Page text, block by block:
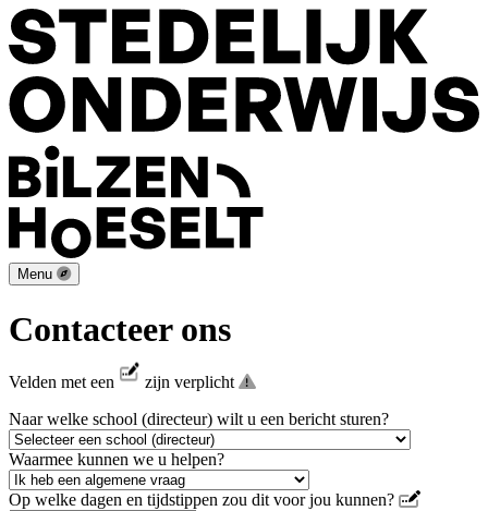
Menu
Contacteer ons
Velden met een
zijn verplicht
Naar welke school (directeur) wilt u een bericht sturen?
Waarmee kunnen we u helpen?
Op welke dagen en tijdstippen zou dit voor jou kunnen?